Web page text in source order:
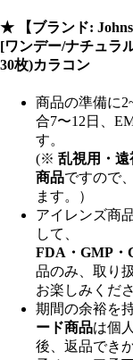
★
【ブランド:
[ワンデー/ナチュラ
30枚)カラコン
商品の準備に
合7〜12日、
す。
(※ 乱視用・
商品ですので、
ます。）
アイレンズ商品
して、
FDA・GMP・
品のみ、取り
お楽しみくださ
期間の余裕を
ード商品は個
後、返品でき